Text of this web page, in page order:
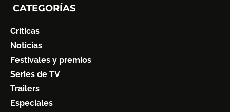
CATEGORÍAS
Críticas
Noticias
Festivales y premios
Series de TV
Trailers
Especiales